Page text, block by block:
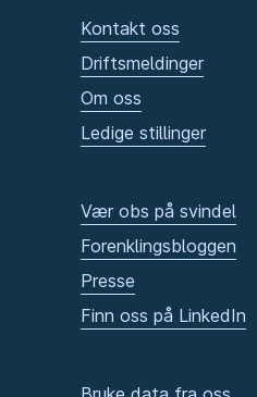
Kontakt oss
Driftsmeldinger
Om oss
Ledige stillinger
Vær obs på svindel
Forenklingsbloggen
Presse
Finn oss på LinkedIn